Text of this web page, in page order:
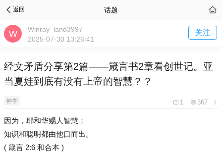
返回 话题
Winray_land3997
2025-07-30 13:26:41
关注
经文矛盾分享第2篇——箴言书2章看创世记。亚
当夏娃到底有没有上帝的智慧？？
神学 1 367
因为，耶和华赐人智慧；
知识和聪明都由他口而出。
( 箴言 2:6 和合本 )